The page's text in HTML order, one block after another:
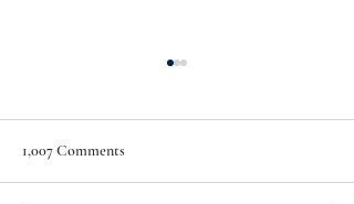
1,007 Comments